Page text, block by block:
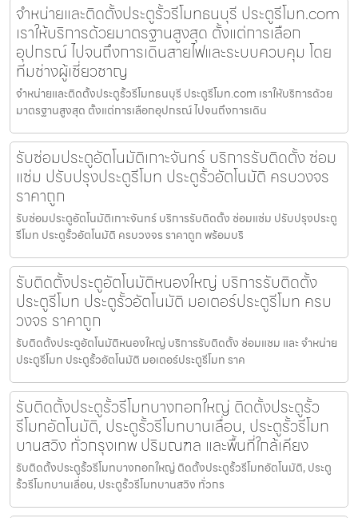
จำหน่ายและติดตั้งประตูรั้วรีโมทธนบุรี ประตูรีโมท.com
เราให้บริการด้วยมาตรฐานสูงสุด ตั้งแต่การเลือก
อุปกรณ์ ไปจนถึงการเดินสายไฟและระบบควบคุม โดย
ทีมช่างผู้เชี่ยวชาญ
จำหน่ายและติดตั้งประตูรั้วรีโมทธนบุรี ประตูรีโมท.com เราให้บริการด้วย
มาตรฐานสูงสุด ตั้งแต่การเลือกอุปกรณ์ ไปจนถึงการเดิน
รับซ่อมประตูอัตโนมัติเกาะจันทร์ บริการรับติดตั้ง ซ่อม
แซ่ม ปรับปรุงประตูรีโมท ประตูรั้วอัตโนมัติ ครบวงจร
ราคาถูก
รับซ่อมประตูอัตโนมัติเกาะจันทร์ บริการรับติดตั้ง ซ่อมแซ่ม ปรับปรุงประตู
รีโมท ประตูรั้วอัตโนมัติ ครบวงจร ราคาถูก พร้อมบริ
รับติดตั้งประตูอัตโนมัติหนองใหญ่ บริการรับติดตั้ง
ประตูรีโมท ประตูรั้วอัตโนมัติ มอเตอร์ประตูรีโมท ครบ
วงจร ราคาถูก
รับติดตั้งประตูอัตโนมัติหนองใหญ่ บริการรับติดตั้ง ซ่อมแซม และ จำหน่าย
ประตูรีโมท ประตูรั้วอัตโนมัติ มอเตอร์ประตูรีโมท ราค
รับติดตั้งประตูรั้วรีโมทบางกอกใหญ่ ติดตั้งประตูรั้ว
รีโมทอัตโนมัติ, ประตูรั้วรีโมทบานเลื่อน, ประตูรั้วรีโมท
บานสวิง ทั่วกรุงเทพ ปริมณฑล และพื้นที่ใกล้เคียง
รับติดตั้งประตูรั้วรีโมทบางกอกใหญ่ ติดตั้งประตูรั้วรีโมทอัตโนมัติ, ประตู
รั้วรีโมทบานเลื่อน, ประตูรั้วรีโมทบานสวิง ทั่วกร